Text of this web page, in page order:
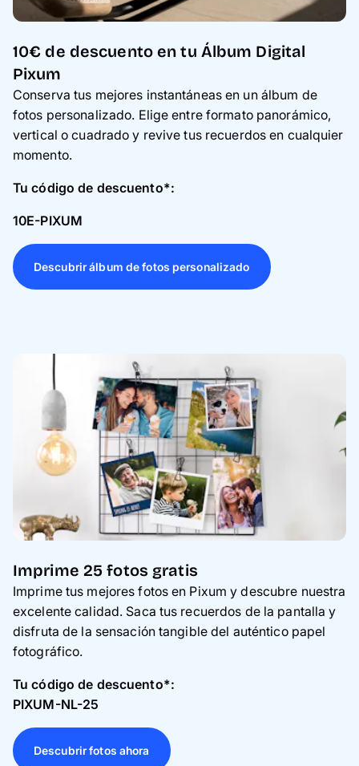
10€ de descuento en tu Álbum Digital
Pixum
Conserva tus mejores instantáneas en un álbum de
fotos personalizado. Elige entre formato panorámico,
vertical o cuadrado y revive tus recuerdos en cualquier
momento.
Tu código de descuento*:
10E-PIXUM
Descubrir álbum de fotos personalizado
Imprime 25 fotos gratis
Imprime tus mejores fotos en Pixum y descubre nuestra
excelente calidad. Saca tus recuerdos de la pantalla y
disfruta de la sensación tangible del auténtico papel
fotográfico.
Tu código de descuento*:
PIXUM-NL-25
Descubrir fotos ahora